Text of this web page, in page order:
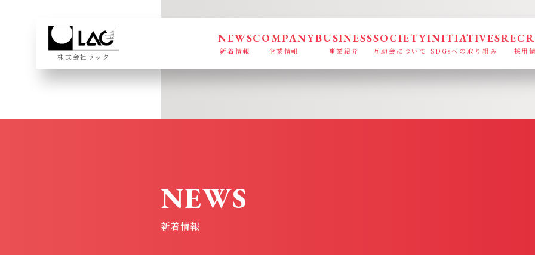
株式会社ラック
NEWS
新着情報
COMPANY
企業情報
BUSINESS
事業紹介
SOCIETY
互助会について
INITIATIVES
SDGsへの取り組み 採用
NEWS
新着情報